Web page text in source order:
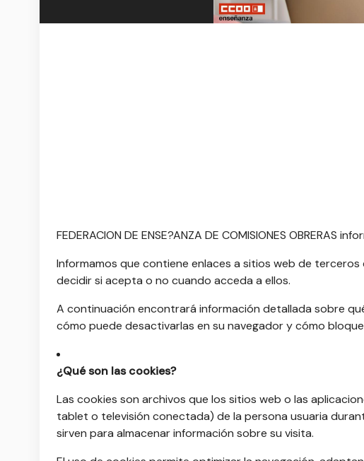
FEDERACION DE ENSE?ANZA DE COMISIONES OBRERAS
Informamos que contiene enlaces a sitios web de
decidir si acepta o no cuando acceda a ellos.
A continuación encontrará información detallada sobre
cómo puede desactivarlas en su navegador y cómo
¿Qué son las cookies?
Las cookies son archivos que los sitios web o las
tablet o televisión conectada) de la persona usuaria
sirven para almacenar información sobre su visita.